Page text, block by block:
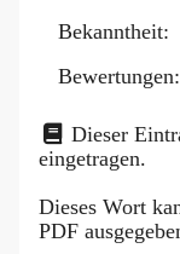
Bekanntheit:
Bewertungen:
Dieser
eingetragen.
Dieses Wort
PDF